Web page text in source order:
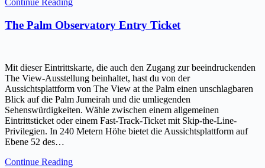
Continue Reading
The Palm Observatory Entry Ticket
Mit dieser Eintrittskarte, die auch den Zugang zur beeindruckenden
The View-Ausstellung beinhaltet, hast du von der
Aussichtsplattform von The View at the Palm einen unschlagbaren
Blick auf die Palm Jumeirah und die umliegenden
Sehenswürdigkeiten. Wähle zwischen einem allgemeinen
Eintrittsticket oder einem Fast-Track-Ticket mit Skip-the-Line-
Privilegien. In 240 Metern Höhe bietet die Aussichtsplattform auf
Ebene 52 des…
Continue Reading